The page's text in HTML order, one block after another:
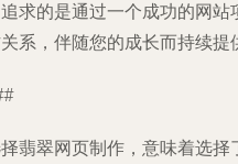
求的是通过一个成功的网
系，伴随您的成长而持续提
翡翠网页制作，意味着选